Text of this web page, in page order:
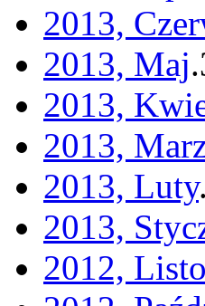
2013,
2013, Maj.
2013,
2013,
2013, Luty.
2013,
2012,